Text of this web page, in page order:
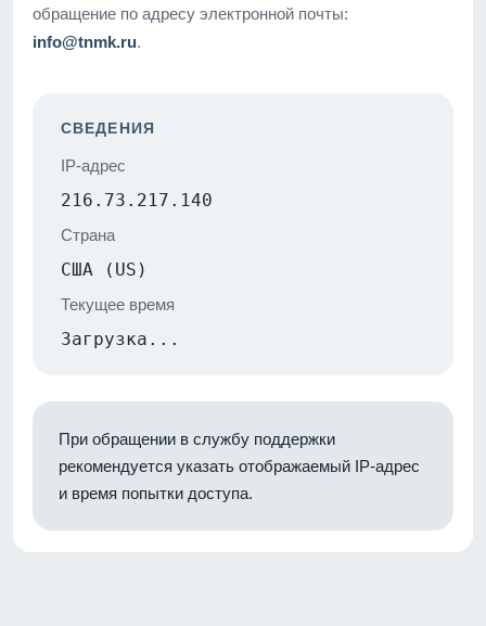
обращение по адресу электронной почты:
info@tnmk.ru.
СВЕДЕНИЯ
IP-адрес
216.73.217.140
Страна
США (US)
Текущее время
Загрузка...
При обращении в службу поддержки
рекомендуется указать отображаемый IP-адрес
и время попытки доступа.